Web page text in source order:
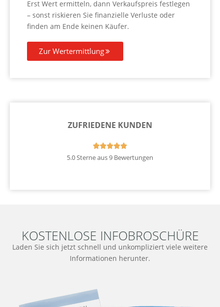
Erst Wert ermitteln, dann Verkaufspreis festlegen
– sonst riskieren Sie finanzielle Verluste oder
finden am Ende keinen Käufer.
Zur Wertermittlung
ZUFRIEDENE KUNDEN

5.0 Sterne aus 9 Bewertungen
KOSTENLOSE INFOBROSCHÜRE
Laden Sie sich jetzt schnell und unkompliziert viele weitere
Informationen herunter.